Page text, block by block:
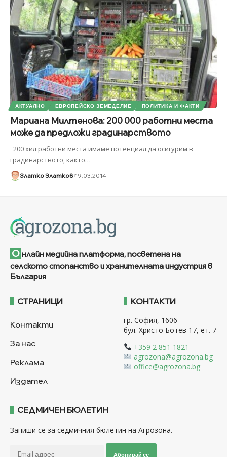
АКТУАЛНО ЕВРОПЕЙСКО ЗЕМЕДЕЛИЕ ПОЛИТИКА И ФАКТИ
Мариана Милтенова: 200 000 работни места
може да предложи градинарството
200 хил работни места имаме потенциал да осигурим в
градинарството, както…
Златко Златков 19.03.2014
О нлайн медийна платформа, посветена на
селското стопанство и хранителната индустрия в
България
СТРАНИЦИ
Контакти
За нас
Реклама
Издател
КОНТАКТИ
гр. София, 1606
бул. Христо Ботев 17, ет. 7
+359 2 851 1821
agrozona@agrozona.bg
office@agrozona.bg
СЕДМИЧЕН БЮЛЕТИН
Запиши се за седмичния бюлетин на Агрозона.
Абонирай се